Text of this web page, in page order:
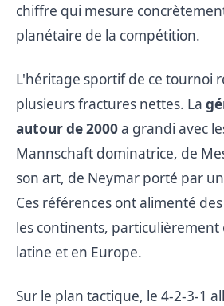
chiffre qui mesure
planétaire de la compétition.
L'héritage sportif de ce tournoi
plusieurs fractures nettes. La
autour de 2000a grandi avec
Mannschaft dominatrice, de
son art, de Neymar porté par
Ces références ont alimenté
les continents, particulièrement
latine et en Europe.
Sur le plan tactique, le 4-2-3-1